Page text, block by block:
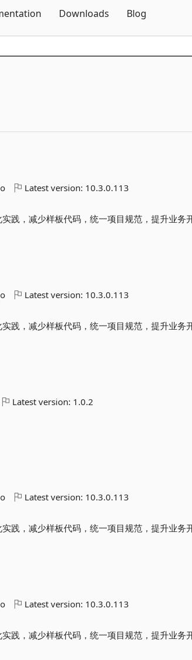
Downloads Blog
Latest version: 10.3.0.113
践，减少样板代码，统一项目规范，提升业务
Latest version: 10.3.0.113
践，减少样板代码，统一项目规范，提升业务
Latest version: 1.0.2
Latest version: 10.3.0.113
践，减少样板代码，统一项目规范，提升业务
Latest version: 10.3.0.113
践，减少样板代码，统一项目规范，提升业务